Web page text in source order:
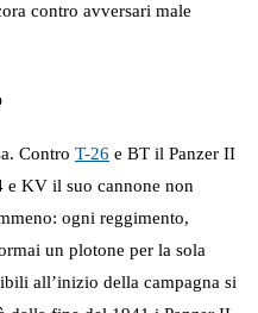
contro avversari male
Contro T-26 e BT il Panzer II
e KV il suo cannone non
ogni reggimento,
un plotone per la sola
all’inizio della campagna si